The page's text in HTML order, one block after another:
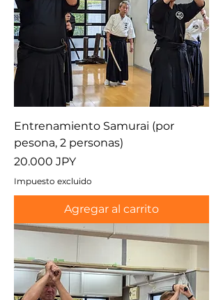
Entrenamiento Samurai (por
pesona, 2 personas)
Precio
20.000 JPY
Impuesto excluido
Agregar al carrito